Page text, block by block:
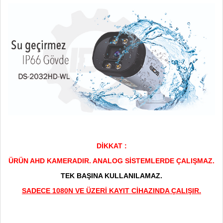
DİKKAT :
ÜRÜN AHD KAMERADIR. ANALOG SİSTEMLERDE ÇALIŞMAZ.
TEK BAŞINA KULLANILAMAZ.
SADECE 1080N VE ÜZERİ KAYIT CİHAZINDA ÇALIŞIR.